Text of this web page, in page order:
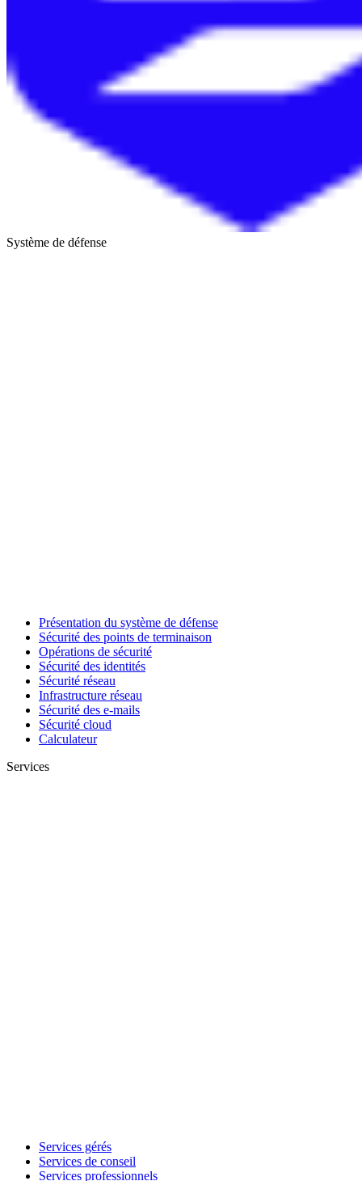
Système de défense
Présentation du système de défense
Sécurité des points de terminaison
Opérations de sécurité
Sécurité des identités
Sécurité réseau
Infrastructure réseau
Sécurité des e-mails
Sécurité cloud
Calculateur
Services
Services gérés
Services de conseil
Services professionnels